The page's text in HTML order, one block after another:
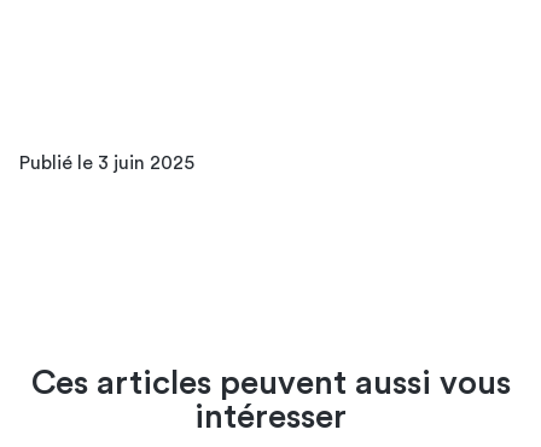
Publié le 3 juin 2025
Ces articles peuvent aussi vous
intéresser